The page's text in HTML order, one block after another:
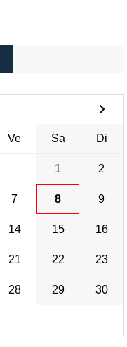
Ve Sa Di
1 2
7 8 9
14 15 16
21 22 23
28 29 30